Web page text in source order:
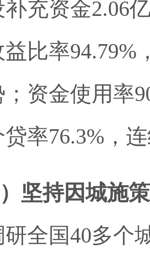
补充资金2.06
比率94.79%
资金使用率
贷率76.3%，
坚持因城施
全国40多个